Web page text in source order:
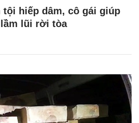
tội hiếp dâm, cô gái giúp
lũi rời tòa